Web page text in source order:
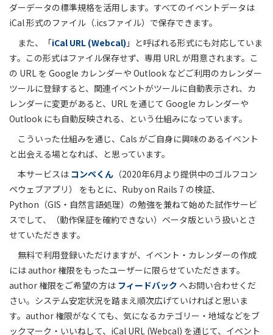
ダーデータの標準規格を活用します。すべてのイベントデータは
iCal 形式のファイル（.icsファイル）で保存できます。
また、「iCal URL (Webcal) 」と呼ばれる形式にも対応していま
す。この形式はファイル保存せず、専用 URL が用意されます。こ
の URL を Google カレンダーや Outlook などご利用のカレンダー
ツールに登録すると、関連イベントがツールに自動表示され、カ
レンダーに変更があると、URL を通じて Google カレンダーや
Outlook にも自動反映される、という仕組みになっています。
こういった仕組みを通じ、Cals がご自身に興味のあるイベント
と出会える場となれば、と思っています。
本サービスは コンペくん （2020年6月より提供中のゴルフコン
ペウェブアプリ） をもとに、Ruby on Rails 7 の検証、
Python（GIS・自然言語処理）の勉強を兼ねて始めた試作サービ
スでして、（動作保証を確約できない）ベータ版という扱いとさ
せていただきます。
無料で利用登録いただけますが、イベント・カレンダーの作成
には author 権限をもったユーザーに限らせていただきます。
author 権限をご希望の方は フィードバック へお問い合わせくだ
さい。システム安定状況を踏まえ順次広げていければと思いま
す。author 権限がなくても、気になるカテゴリー・地域などをブ
ックマーク・いいねして、iCal URL (Webcal) を通じて、イベント